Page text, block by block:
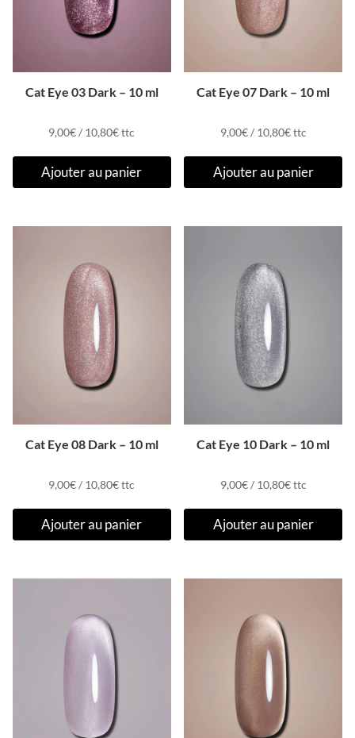
Cat Eye 03 Dark – 10 ml
9,00€/ 10,80€ttc
Ajouter au panier
Cat Eye 07 Dark – 10 ml
9,00€/ 10,80€ttc
Ajouter au panier
Cat Eye 08 Dark – 10 ml
9,00€/ 10,80€ttc
Ajouter au panier
Cat Eye 10 Dark – 10 ml
9,00€/ 10,80€ttc
Ajouter au panier